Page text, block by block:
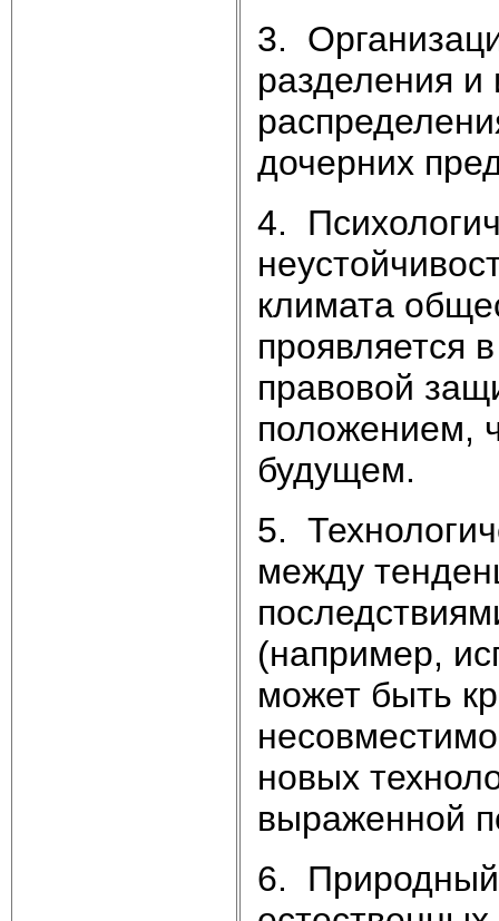
3.
разделения и
дочерних
4.
климата
проявляется
правовой
положением,
будущем.
5.
между
(например,
может быть
новых
выраженной
6.